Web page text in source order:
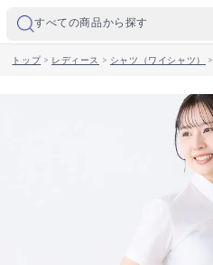
すべての商品から探す
トップ> レディース > シャツ（ワイシャツ） >